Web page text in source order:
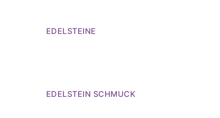
EDELSTEINE
EDELSTEIN SCHMUCK